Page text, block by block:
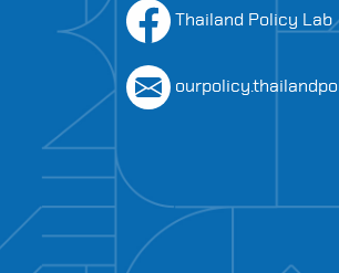
Thailand Policy Lab